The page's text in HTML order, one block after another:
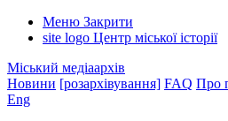
Меню Закрити
site logo Центр міської історії
Міський медіаархів
Новини [розархівування] FAQ Про
Eng